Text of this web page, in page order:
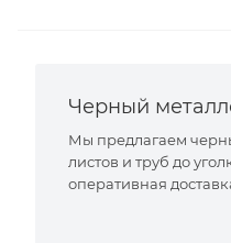
Черный
Мы предлагаем
листов и труб до
оперативная